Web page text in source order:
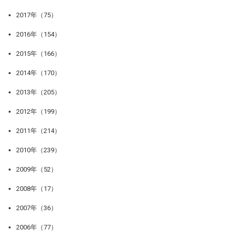
2017年（75）
2016年（154）
2015年（166）
2014年（170）
2013年（205）
2012年（199）
2011年（214）
2010年（239）
2009年（52）
2008年（17）
2007年（36）
2006年（77）